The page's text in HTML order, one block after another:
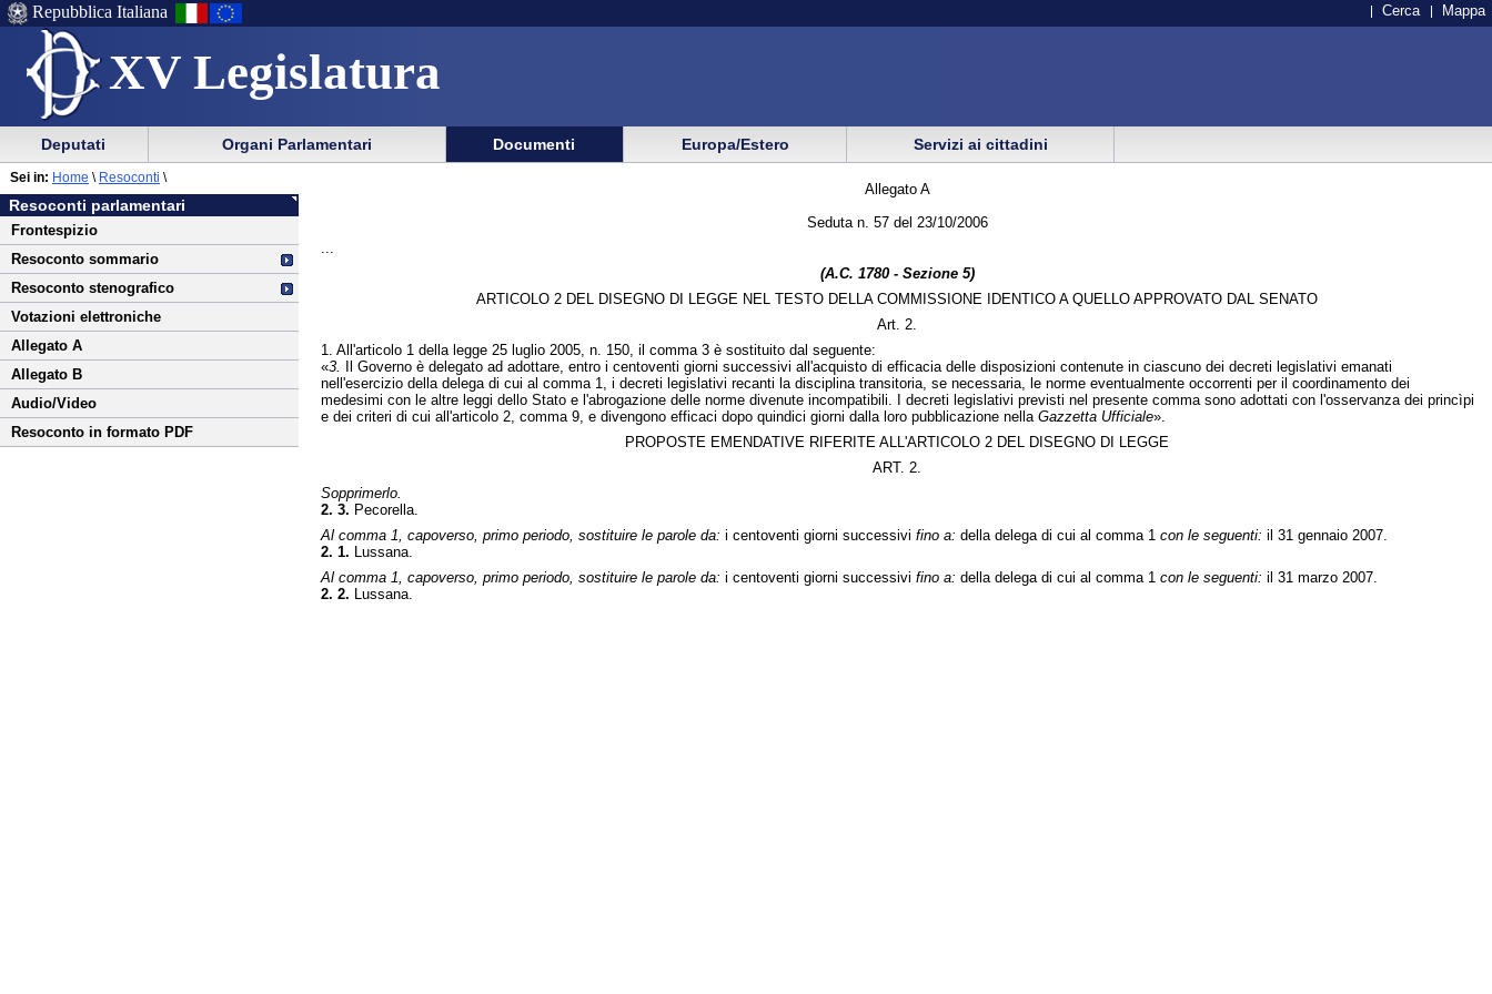
XV Legislatura
Menu
di
ausilio
alla
navigazione
Menu
di
navigazione
principale
Repubblica Italiana Cerca Mappa
Menu
di
navigazione
principale
menu
di
sezione
Deputati Organi Parlamentari Documenti Europa/Estero Servizi ai cittadini
Vai
al
contenuto
Resoconti parlamentari
Frontespizio
Resoconto sommario
Resoconto stenografico
Votazioni elettroniche
Allegato A
Allegato B
Audio/Video
Resoconto in formato PDF
Sei in: Home \ Resoconti \
Allegato A
Seduta n. 57 del 23/10/2006
(A.C. 1780 - Sezione 5)
ARTICOLO 2 DEL DISEGNO DI LEGGE NEL TESTO DELLA COMMISSIONE IDENTICO A QUELLO APPROVATO DAL SENATO
Art. 2.
1. All'articolo 1 della legge 25 luglio 2005, n. 150, il comma 3 è sostituito dal seguente:
«3. Il Governo è delegato ad adottare, entro i centoventi giorni successivi all'acquisto di efficacia delle disposizioni contenute in ciascuno dei decreti legislativi emanati
nell'esercizio della delega di cui al comma 1, i decreti legislativi recanti la disciplina transitoria, se necessaria, le norme eventualmente occorrenti per il coordinamento dei
medesimi con le altre leggi dello Stato e l'abrogazione delle norme divenute incompatibili. I decreti legislativi previsti nel presente comma sono adottati con l'osservanza dei princìpi
e dei criteri di cui all'articolo 2, comma 9, e divengono efficaci dopo quindici giorni dalla loro pubblicazione nella Gazzetta Ufficiale».
PROPOSTE EMENDATIVE RIFERITE ALL'ARTICOLO 2 DEL DISEGNO DI LEGGE
ART. 2.
Sopprimerlo.
2. 3. Pecorella.
Al comma 1, capoverso, primo periodo, sostituire le parole da: i centoventi giorni successivi fino a: della delega di cui al comma 1 con le seguenti: il 31 gennaio 2007.
2. 1. Lussana.
Al comma 1, capoverso, primo periodo, sostituire le parole da: i centoventi giorni successivi fino a: della delega di cui al comma 1 con le seguenti: il 31 marzo 2007.
2. 2. Lussana.